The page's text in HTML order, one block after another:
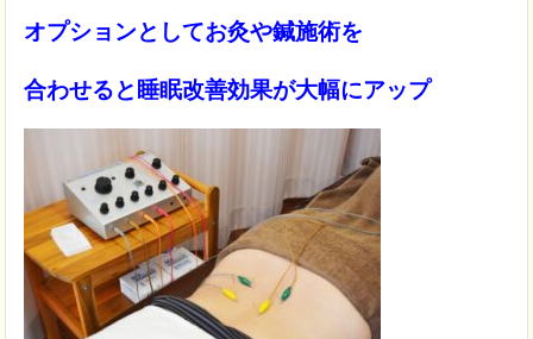
オプションとしてお灸や鍼施術を
合わせると睡眠改善効果が大幅にアップ